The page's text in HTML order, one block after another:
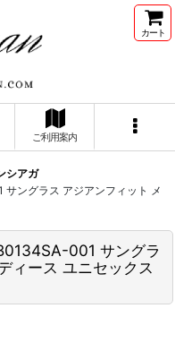
カート
ご利用案内
シアガ
ングラス アジアンフィット メ
001 サングラ
ィース ユニセックス